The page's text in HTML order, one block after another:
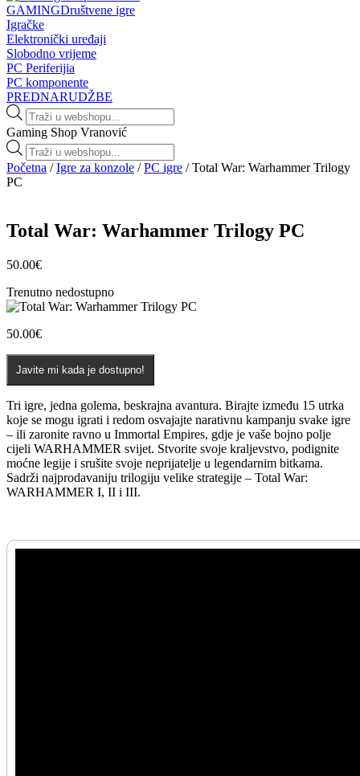
GAMINGDruštvene igre
Igračke
Elektronički uređaji
Slobodno vrijeme
PC Periferijia
PC komponente
PREDNARUDŽBE
Products
search
Gaming Shop Vranović
Products
search
Početna /Igre za konzole /PC igre / Total War: Warhammer Trilogy
PC
Total War: Warhammer Trilogy PC
50.00€
Trenutno nedostupno
50.00€
Javite mi kada je dostupno!
Tri igre, jedna golema, beskrajna avantura. Birajte između 15 utrka
koje se mogu igrati i redom osvajajte narativnu kampanju svake igre
– ili zaronite ravno u Immortal Empires, gdje je vaše bojno polje
cijeli WARHAMMER svijet. Stvorite svoje kraljevstvo, podignite
moćne legije i srušite svoje neprijatelje u legendarnim bitkama.
Sadrži najprodavaniju trilogiju velike strategije – Total War:
WARHAMMER I, II i III.